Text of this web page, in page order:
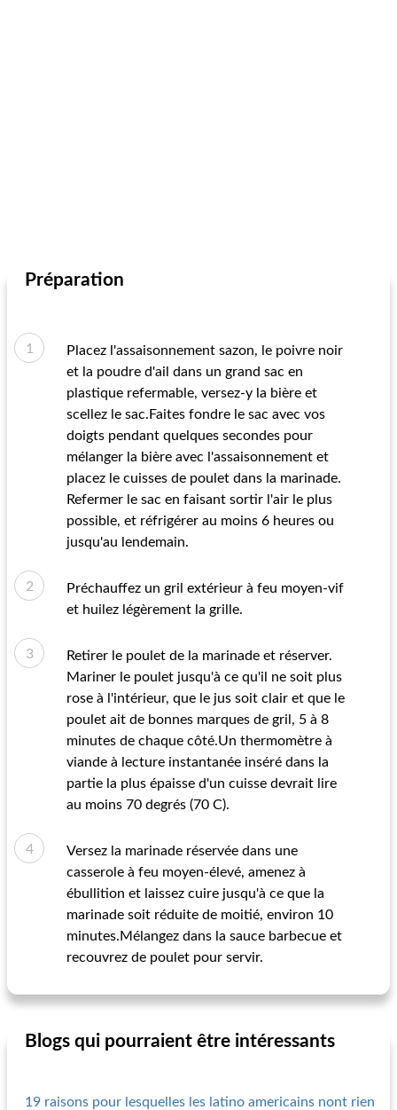
Préparation
Placez l'assaisonnement sazon, le poivre noir
et la poudre d'ail dans un grand sac en
plastique refermable, versez-y la bière et
scellez le sac.Faites fondre le sac avec vos
doigts pendant quelques secondes pour
mélanger la bière avec l'assaisonnement et
placez le cuisses de poulet dans la marinade.
Refermer le sac en faisant sortir l'air le plus
possible, et réfrigérer au moins 6 heures ou
jusqu'au lendemain.
Préchauffez un gril extérieur à feu moyen-vif
et huilez légèrement la grille.
Retirer le poulet de la marinade et réserver.
Mariner le poulet jusqu'à ce qu'il ne soit plus
rose à l'intérieur, que le jus soit clair et que le
poulet ait de bonnes marques de gril, 5 à 8
minutes de chaque côté.Un thermomètre à
viande à lecture instantanée inséré dans la
partie la plus épaisse d'un cuisse devrait lire
au moins 70 degrés (70 C).
Versez la marinade réservée dans une
casserole à feu moyen-élevé, amenez à
ébullition et laissez cuire jusqu'à ce que la
marinade soit réduite de moitié, environ 10
minutes.Mélangez dans la sauce barbecue et
recouvrez de poulet pour servir.
Blogs qui pourraient être intéressants
19 raisons pour lesquelles les latino americains nont rien